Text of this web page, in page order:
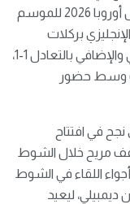
القدم الأوروبية بعدما توج بلقب دوري أبطال أوروبا 2026 للموسم
بركلات
الترجيح بنتيجة 4-3، بعد انتهاء الوقتين الأصلي والإضافي بالتعادل 1-1،
وسط حضور
في افتتاح
مريح خلال الشوط
اللقاء في الشوط
ديمبيلي، ليعيد